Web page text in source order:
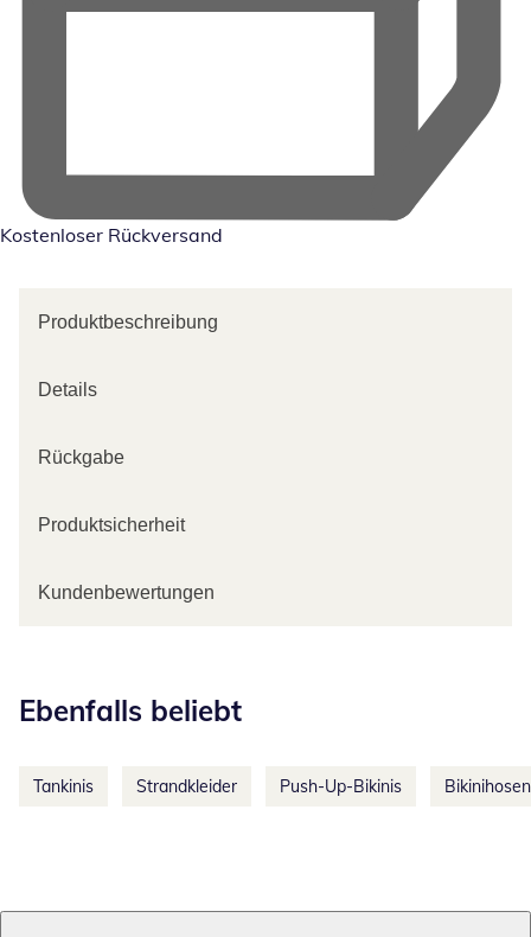
Kostenloser Rückversand
Produktbeschreibung
Details
Rückgabe
Produktsicherheit
Kundenbewertungen
Ebenfalls beliebt
Tankinis Strandkleider Push-Up-Bikinis Bikinihosen